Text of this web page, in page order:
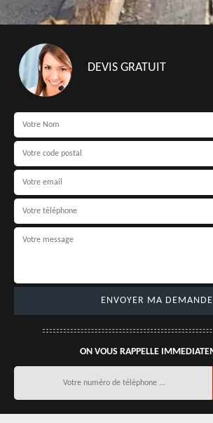
DEVIS GRATUIT
ON VOUS RAPPELLE